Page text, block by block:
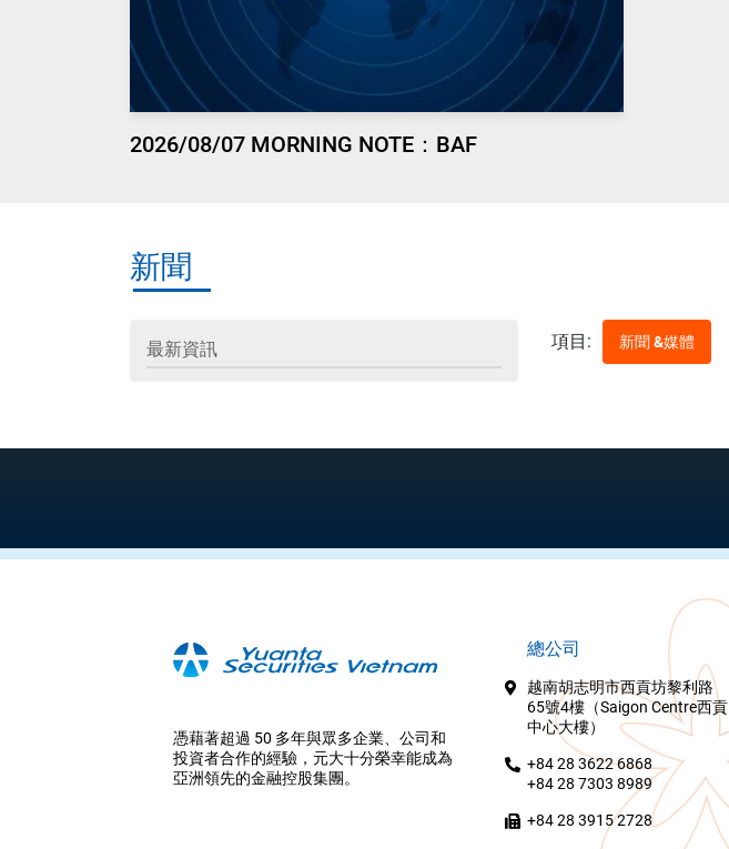
2026/08/07 MORNING NOTE：BAF
新聞
最新資訊 項目: 新聞 &媒體
憑藉著超過 50 多年與眾多企業、公司和
投資者合作的經驗，元大十分榮幸能成為
亞洲領先的金融控股集團。
總公司
越南胡志明市西貢坊黎利路
65號4樓（Saigon Centre西貢
中心大樓）
+84 28 3622 6868
+84 28 7303 8989
+84 28 3915 2728